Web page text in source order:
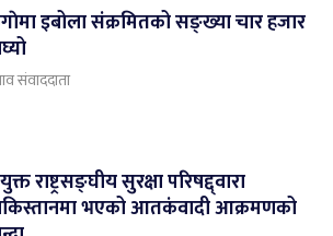
इबोला संक्रमितको सङ्ख्या चार हजार
संवाददाता
राष्ट्रसङ्घीय सुरक्षा परिषद्द्वारा
भएको आतकंवादी आक्रमणको